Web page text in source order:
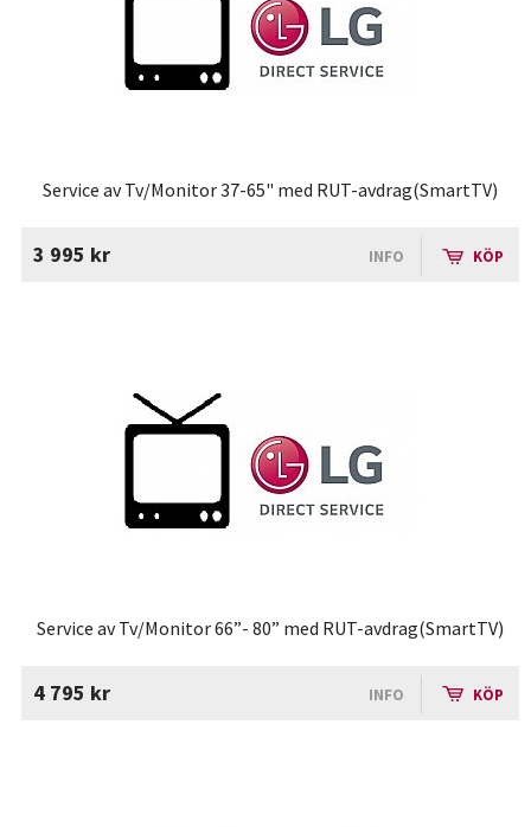
Service av Tv/Monitor 37-65" med RUT-avdrag(SmartTV)
3 995 kr INFO KÖP
Service av Tv/Monitor 66”- 80” med RUT-avdrag(SmartTV)
4 795 kr INFO KÖP